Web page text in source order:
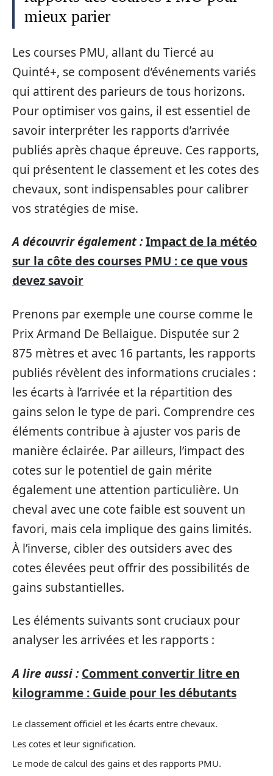
mieux parier
Les courses PMU, allant du Tiercé au
Quinté+, se composent d’événements variés
qui attirent des parieurs de tous horizons.
Pour optimiser vos gains, il est essentiel de
savoir interpréter les rapports d’arrivée
publiés après chaque épreuve. Ces rapports,
qui présentent le classement et les cotes des
chevaux, sont indispensables pour calibrer
vos stratégies de mise.
A découvrir également :Impact de la météo
sur la côte des courses PMU : ce que vous
devez savoir
Prenons par exemple une course comme le
Prix Armand De Bellaigue. Disputée sur 2
875 mètres et avec 16 partants, les rapports
publiés révèlent des informations cruciales :
les écarts à l’arrivée et la répartition des
gains selon le type de pari. Comprendre ces
éléments contribue à ajuster vos paris de
manière éclairée. Par ailleurs, l’impact des
cotes sur le potentiel de gain mérite
également une attention particulière. Un
cheval avec une cote faible est souvent un
favori, mais cela implique des gains limités.
À l’inverse, cibler des outsiders avec des
cotes élevées peut offrir des possibilités de
gains substantielles.
Les éléments suivants sont cruciaux pour
analyser les arrivées et les rapports :
A lire aussi : Comment convertir litre en
kilogramme : Guide pour les débutants
Le classement officiel et les écarts entre chevaux.
Les cotes et leur signification.
Le mode de calcul des gains et des rapports PMU.